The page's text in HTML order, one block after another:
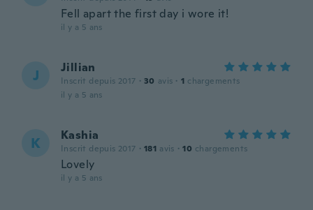
Fell apart the first day i wore it!
il y a 5 ans
J Jillian
Inscrit depuis 2017 · 30 avis · 1 chargements
il y a 5 ans
K Kashia
Inscrit depuis 2017 · 181 avis · 10 chargements
Lovely
il y a 5 ans